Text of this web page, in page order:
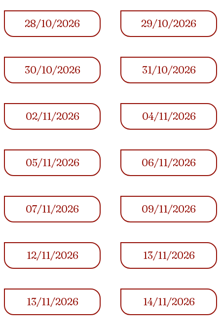
28/10/2026 29/10/2026
30/10/2026 31/10/2026
02/11/2026 04/11/2026
05/11/2026 06/11/2026
07/11/2026 09/11/2026
12/11/2026 13/11/2026
13/11/2026 14/11/2026